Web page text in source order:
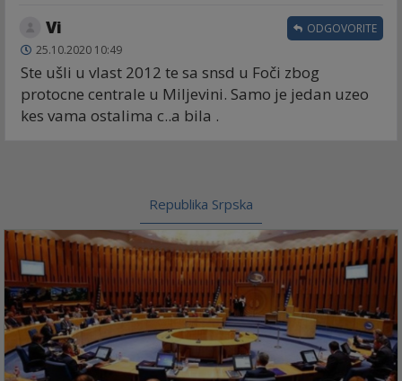
Vi
25.10.2020 10:49
Ste ušli u vlast 2012 te sa snsd u Foči zbog
protocne centrale u Miljevini. Samo je jedan uzeo
kes vama ostalima c..a bila .
ODGOVORITE
Republika Srpska